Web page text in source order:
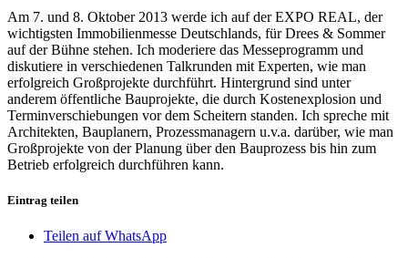
Am 7. und 8. Oktober 2013 werde ich auf der EXPO REAL, der
wichtigsten Immobilienmesse Deutschlands, für Drees & Sommer
auf der Bühne stehen. Ich moderiere das Messeprogramm und
diskutiere in verschiedenen Talkrunden mit Experten, wie man
erfolgreich Großprojekte durchführt. Hintergrund sind unter
anderem öffentliche Bauprojekte, die durch Kostenexplosion und
Terminverschiebungen vor dem Scheitern standen. Ich spreche mit
Architekten, Bauplanern, Prozessmanagern u.v.a. darüber, wie man
Großprojekte von der Planung über den Bauprozess bis hin zum
Betrieb erfolgreich durchführen kann.
Eintrag teilen
Teilen auf WhatsApp